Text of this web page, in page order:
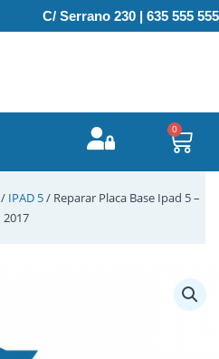
C/ Serrano 230 | 635 555 555
0
/ IPAD 5/ Reparar Placa Base Ipad 5 –
2017